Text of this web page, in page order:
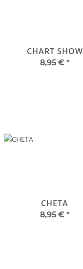
CHART SHOW
8,95 € *
CHETA
8,95 € *